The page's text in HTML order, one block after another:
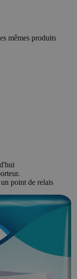
mêmes produits
point de relais